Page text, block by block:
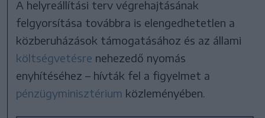
A helyreállítási terv végrehajtásának
felgyorsítása továbbra is elengedhetetlen a
közberuházások támogatásához és az állami
költségvetésre nehezedő nyomás
enyhítéséhez – hívták fel a figyelmet a
pénzügyminisztérium közleményében.